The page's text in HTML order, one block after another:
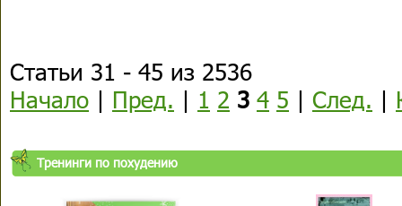
Статьи 31 - 45 из 2536
Начало | Пред. | 1 2 3 4 5 | След. |
Тренинги по похудению